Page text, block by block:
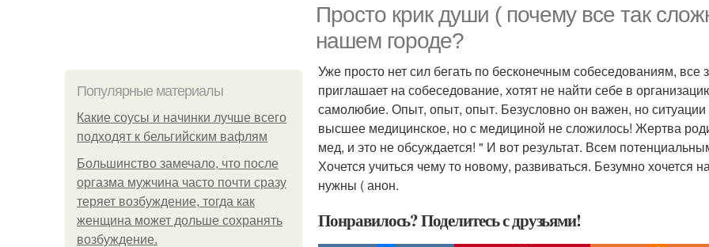
Просто крик души ( почему все так
нашем городе?
Популярные материалы
Какие соусы и начинки лучше всего
подходят к бельгийским вафлям
Большинство замечало, что после
оргазма мужчина часто почти сразу
теряет возбуждение, тогда как
женщина может дольше сохранять
возбуждение.
Уже просто нет сил бегать по бесконечным собеседованиям,
приглашает на собеседование, хотят не найти себе в
самолюбие. Опыт, опыт, опыт. Безусловно он важен, но
высшее медицинское, но с медициной не сложилось! Жертва
мед, и это не обсуждается! " И вот результат. Всем
Хочется учиться чему то новому, развиваться. Безумно хочется
нужны ( анон.
Понравилось? Поделитесь с друзьями!